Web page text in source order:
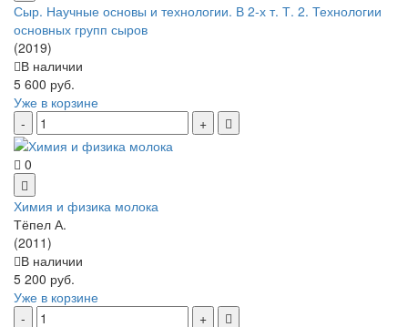
Сыр. Научные основы и технологии. В 2-х т. Т. 2. Технологии
основных групп сыров
(2019)
В наличии
5 600 руб.
Уже в корзине
0
Химия и физика молока
Тёпел А.
(2011)
В наличии
5 200 руб.
Уже в корзине